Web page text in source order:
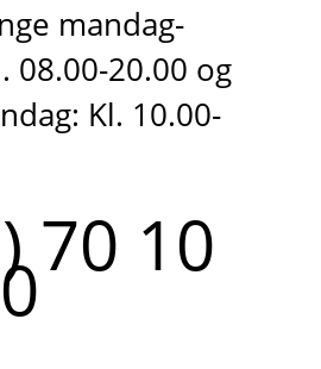
mandag-
08.00-20.00 og
Kl. 10.00-
70 10